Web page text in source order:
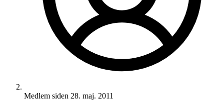
Medlem siden 28. maj. 2011